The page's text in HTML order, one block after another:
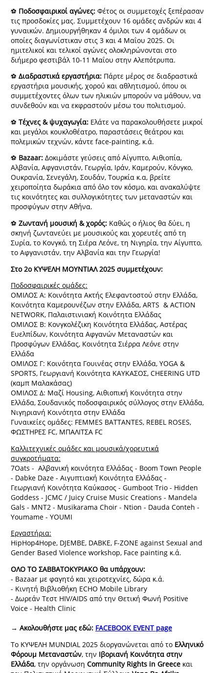
⚽ Ποδοσφαιρικοί αγώνες:Φέτος οι συμμετοχές ξεπέρασαν
τις προσδοκίες μας. Συμμετέχουν 16 ομάδες ανδρών και 4
γυναικών. Δημιουργήθηκαν 4 όμιλοι των 4 ομάδων οι
οποίες διαγωνίστικαν στις 3 και 4 Μαΐου 2025. Oι
ημιτελικοί και τελικοί αγώνες ολοκληρώνονται στο
διήμερο φεστιβάλ 10-11 Μαΐου στην Αλεπότρυπα.
⚽ Διαδραστικά εργαστήρια:Πάρτε μέρος σε διαδραστικά
εργαστήρια μουσικής, χορού και αθλητισμού, όπου οι
συμμετέχοντες όλων των ηλικιών μπορούν να μάθουν, να
συνδεθούν και να εκφραστούν μέσω του πολιτισμού.
⚽ Τέχνες & ψυχαγωγία:Ελάτε να παρακολουθήσετε μικροί
και μεγάλοι κουκλοθέατρο, παραστάσεις θεάτρου και
πολεμικών τεχνών, κάντε face-painting, κ.ά.
⚽ Bazaar:Δοκιμάστε γεύσεις από Αίγυπτο, Αιθιοπία,
Αλβανία, Αφγανιστάν, Γεωργία, Ιράν, Καμερούν, Κόνγκο,
Ουκρανία, Σενεγάλη, Σουδάν, Τουρκία κ.α, βρείτε
χειροποίητα δωράκια από όλο τον κόσμο, και ανακαλύψτε
τις κοινότητες και συλλογικότητες των μεταναστών και
προσφύγων στην Αθήνα.
⚽ Ζωντανή μουσική & χορός:Καθώς ο ήλιος θα δύει, η
σκηνή ζωντανεύει με μουσικούς και χορευτές από τη
Συρία, το Κονγκό, τη Σιέρα Λεόνε, τη Νιγηρία, την Αίγυπτο,
το Αφγανιστάν, την Αλβανία και την Γεωργία!
Στο 2ο ΚΥΨΕΛΗ ΜΟΥΝΤΙΑΛ 2025 συμμετέχουν:
Ποδοσφαιρικές ομάδες:
ΟΜΙΛΟΣ A: Κοινότητα Ακτής Ελεφαντοστού στην Ελλάδα,
Κοινότητα Καμερουνέζων στην Ελλάδα, ARTS & ACTION
NETWORK, Παλαιστινιακή Κοινότητα Ελλάδας
ΟΜΙΛΟΣ B: Κονγκολέζικη Κοινότητα Ελλάδας, Αστέρας
Ευελπίδων, Κοινότητα Αφγανών Μεταναστών και
Προσφύγων Ελλάδας, Κοινότητα Σιέρρα Λεόνε στην
Ελλάδα
ΟΜΙΛΟΣ Γ: Κοινότητα Γουινέας στην Ελλάδα, YOGA &
SPORTS, Γεωργιανή Κοινότητα ΚΑΥΚΑΣΟΣ, CHEERING UTD
(καμπ Μαλακάσας)
ΟΜΙΛΟΣ Δ: Mαζί Housing, Αιθιοπική Κοινότητα στην
Ελλάδα, Σουδανικός ποδοσφαιρικός σύλλογος στην Ελλάδα,
Νιγηριανή Κοινότητα στην Ελλάδα
Γυναικείες ομάδες: FEMMES BATTANTES, REBEL ROSES,
ΦΩΣΤΗΡΕΣ FC, ΜΠΑΛΙΤΣΑ FC
Καλλιτεχνικές ομάδες και μουσικά/χορευτικά
συγκροτήματα:
7Oats - Αλβανική κοινότητα Ελλάδας - Boom Town People
- Dabke Daze - Αιγυπτιακή Κοινότητα Ελλάδας -
Γεωργιανή Κοινότητα Καύκασος - Gumboot Trio - Hidden
Goddess - JCMC / Juicy Cruise Music Creations - Mandela
Gals - MNT2 - Musikarama Choir - Ntion - Dauda Conteh -
Youmame - YOUMI
Εργαστήρια:
HipHop4Hope, DJEMBE, DABKE, F-ZONE against Sexual and
Gender Based Violence workshop, Face painting κ.ά.
ΟΛΟ ΤΟ ΣΑΒΒΑΤΟΚΥΡΙΑΚΟ θα υπάρχουν:
- Bazaar με φαγητό και χειροτεχνίες, δώρα κ.ά.
- Κινητή Βιβλιοθήκη ECHO Mobile Library
- Δωρεάν Τεστ HIV/AIDS από την Θετική Φωνή Positive
Voice - Health Clinic
→ Ακολουθήστε μας εδώ: FACEBOOK EVENT page
Το ΚΥΨΕΛΗ MUNDIAL 2025 διοργανώνεται από τοΕλληνικό
Φόρουμ Μεταναστών, την Ιβοριανή Κοινότητα στην
Ελλάδα, την οργάνωση Community Rights in Greece και